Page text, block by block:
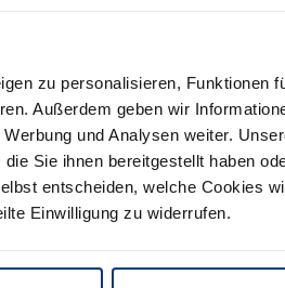
zu personalisieren, Funktionen
Außerdem geben wir
und Analysen weiter.
Sie ihnen bereitgestellt haben
entscheiden, welche Cookies
Einwilligung zu widerrufen.